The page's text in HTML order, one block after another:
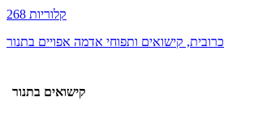
268 קלוריות
כרובית, קישואים ותפוחי אדמה אפויים בתנור
קישואים בתנור